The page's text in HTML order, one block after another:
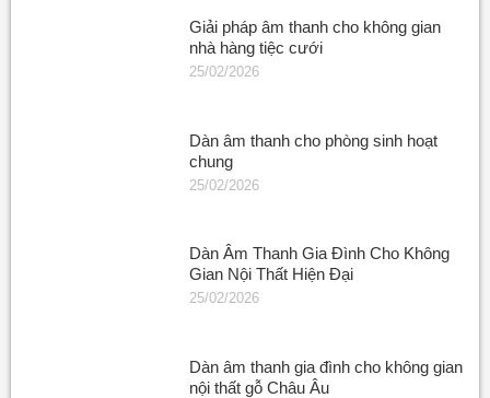
Giải pháp âm thanh cho không gian
nhà hàng tiệc cưới
25/02/2026
Dàn âm thanh cho phòng sinh hoạt
chung
25/02/2026
Dàn Âm Thanh Gia Đình Cho Không
Gian Nội Thất Hiện Đại
25/02/2026
Dàn âm thanh gia đình cho không gian
nội thất gỗ Châu Âu